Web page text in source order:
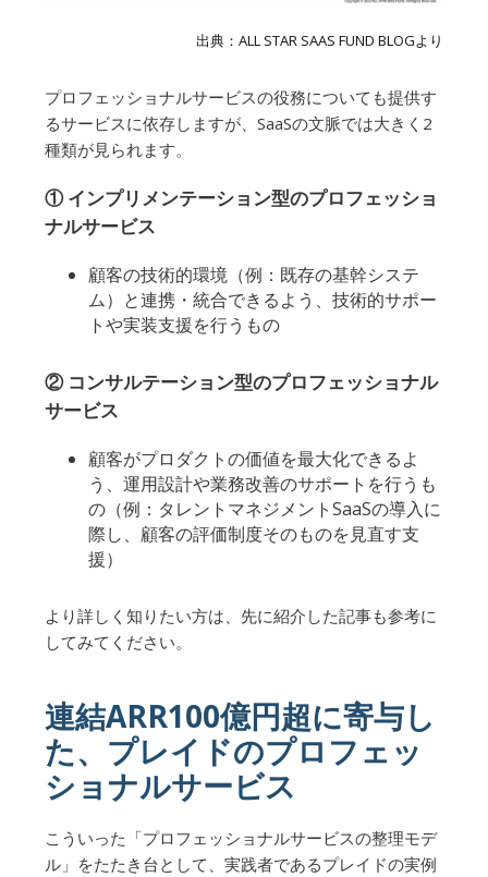
出典：ALL STAR SAAS FUND BLOGより
プロフェッショナルサービスの役務についても提供す
るサービスに依存しますが、SaaSの文脈では大きく2
種類が見られます。
① インプリメンテーション型のプロフェッショ
ナルサービス
顧客の技術的環境（例：既存の基幹システ
ム）と連携・統合できるよう、技術的サポー
トや実装支援を行うもの
② コンサルテーション型のプロフェッショナル
サービス
顧客がプロダクトの価値を最大化できるよ
う、運用設計や業務改善のサポートを行うも
の（例：タレントマネジメントSaaSの導入に
際し、顧客の評価制度そのものを見直す支
援）
より詳しく知りたい方は、先に紹介した記事も参考に
してみてください。
連結ARR100億円超に寄与し
た、プレイドのプロフェッ
ショナルサービス
こういった「プロフェッショナルサービスの整理モデ
ル」をたたき台として、実践者であるプレイドの実例